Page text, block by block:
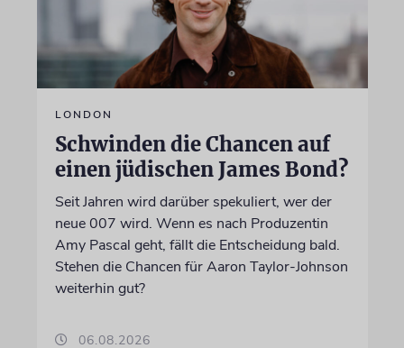
LONDON
Schwinden die Chancen auf
einen jüdischen James Bond?
Seit Jahren wird darüber spekuliert, wer der
neue 007 wird. Wenn es nach Produzentin
Amy Pascal geht, fällt die Entscheidung bald.
Stehen die Chancen für Aaron Taylor-Johnson
weiterhin gut?
06.08.2026